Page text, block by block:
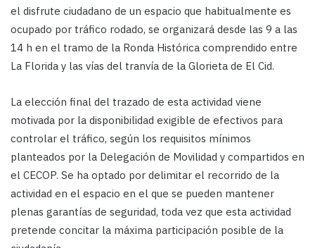
el disfrute ciudadano de un espacio que habitualmente es
ocupado por tráfico rodado, se organizará desde las 9 a las
14 h en el tramo de la Ronda Histórica comprendido entre
La Florida y las vías del tranvía de la Glorieta de El Cid.
La elección final del trazado de esta actividad viene
motivada por la disponibilidad exigible de efectivos para
controlar el tráfico, según los requisitos mínimos
planteados por la Delegación de Movilidad y compartidos en
el CECOP. Se ha optado por delimitar el recorrido de la
actividad en el espacio en el que se pueden mantener
plenas garantías de seguridad, toda vez que esta actividad
pretende concitar la máxima participación posible de la